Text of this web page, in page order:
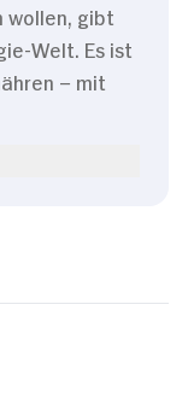
wollen, gibt
Welt. Es ist
– mit